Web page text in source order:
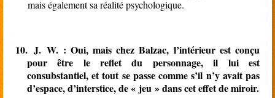
mais également sa réalité psychologique.
10. J. W. : Oui, mais chez Balzac, l’intérieur est conçu
pour être le reflet du personnage, il lui est
consubstantiel, et tout se passe comme s’il n’y avait pas
d’espace, d’interstice, de « jeu » dans cet effet de miroir.